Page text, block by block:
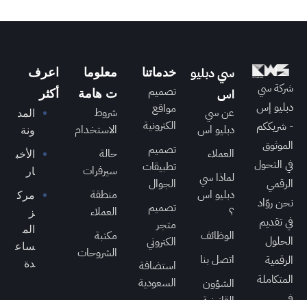
شركة سي
دبليو إس
- شريككم
الموثوق
في التحول
الرقمي
نحن روّاد
في تقديم
الحلول
الرقمية
المتكاملة
سي دبليو
اس
عن سي
دبليو اس
العملاء
لماذا سي
دبليو اس
؟
الوظائف
اتصل بنا
الشؤون
خدماتنا
تصميم
مواقع
الكترونية
تصميم
تطبيقات
الجوال
تصميم
متجر
الكتروني
استضافة
السعودية
معلوما
ت هامة
شروط
الاستخدام
حالة
سيرفرات
منطقة
العملاء
مكتبة
الشروحات
اعرف
أكثر
المد
ونة
الأخب
ار
مرك
ز
الم
ساع
دة